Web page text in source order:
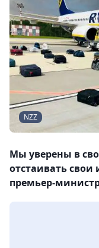
NZZ
Мы уверены в
отстаивать свои
премьер-